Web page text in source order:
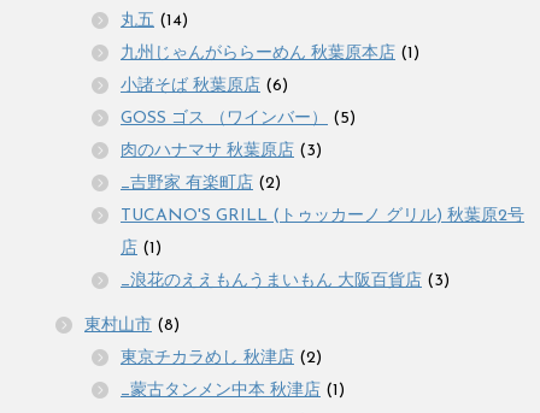
丸五 (14)
九州じゃんがららーめん 秋葉原本店 (1)
小諸そば 秋葉原店 (6)
GOSS ゴス （ワインバー）
(5)
肉のハナマサ 秋葉原店 (3)
_吉野家 有楽町店 (2)
TUCANO'S GRILL (トゥッカーノ グリル) 秋葉原2号
店 (1)
_浪花のええもんうまいもん 大阪百貨店 (3)
東村山市 (8)
東京チカラめし 秋津店 (2)
_蒙古タンメン中本 秋津店 (1)